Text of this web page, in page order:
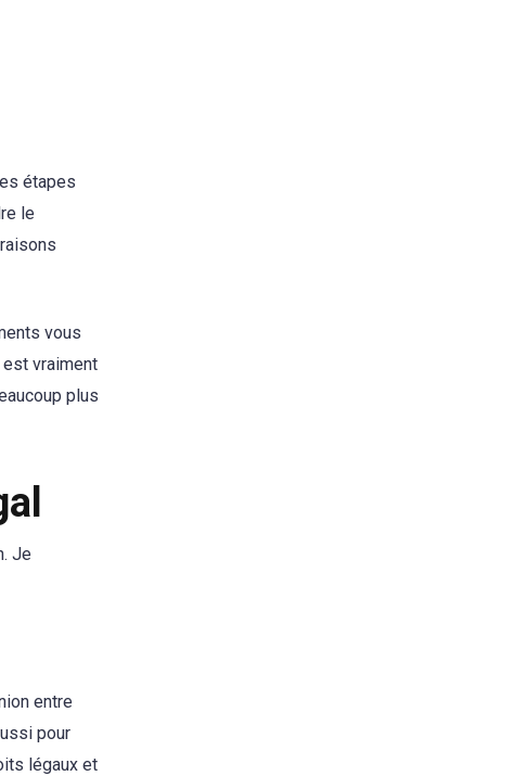
étapes
le
vous
vraiment
plus
Je
entre
pour
légaux et